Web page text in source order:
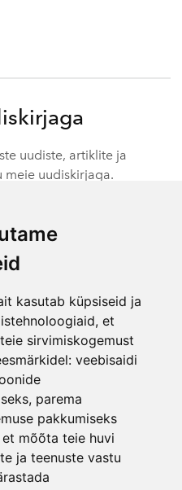
kasutab küpsiseid ja
et
sirvimiskogemust
veebisaidi
, parema
pakkumiseks
et mõõta teie huvi
ja teenuste vastu
uudiste, artiklite ja
meie uudiskirjaga.
privaatsustingimustega. Sa
tühistada.